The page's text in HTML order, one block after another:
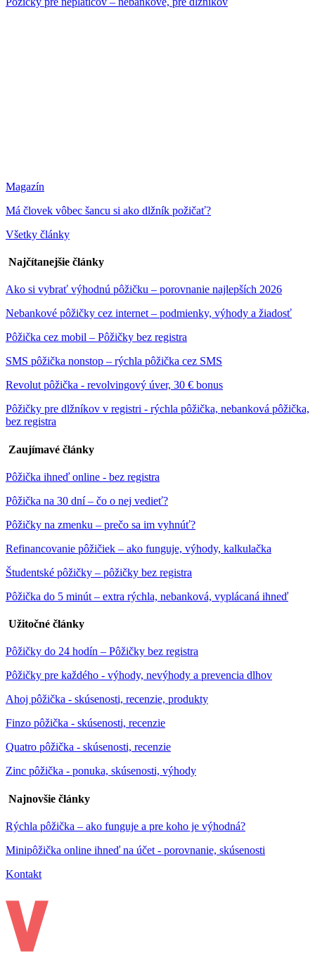
Magazín
Má človek vôbec šancu si ako dlžník požičať?
Všetky články
Najčítanejšie články
Ako si vybrať výhodnú pôžičku – porovnanie najlepších 2026
Nebankové pôžičky cez internet – podmienky, výhody a žiadosť
Pôžička cez mobil – Pôžičky bez registra
SMS pôžička nonstop – rýchla pôžička cez SMS
Revolut pôžička - revolvingový úver, 30 € bonus
Pôžičky pre dlžníkov v registri - rýchla pôžička, nebanková pôžička,
bez registra
Zaujímavé články
Pôžička ihneď online - bez registra
Pôžička na 30 dní – čo o nej vedieť?
Pôžičky na zmenku – prečo sa im vyhnúť?
Refinancovanie pôžičiek – ako funguje, výhody, kalkulačka
Študentské pôžičky – pôžičky bez registra
Pôžička do 5 minút – extra rýchla, nebanková, vyplácaná ihneď
Užitočné články
Pôžičky do 24 hodín – Pôžičky bez registra
Pôžičky pre každého - výhody, nevýhody a prevencia dlhov
Ahoj pôžička - skúsenosti, recenzie, produkty
Finzo pôžička - skúsenosti, recenzie
Quatro pôžička - skúsenosti, recenzie
Zinc pôžička - ponuka, skúsenosti, výhody
Najnovšie články
Rýchla pôžička – ako funguje a pre koho je výhodná?
Minipôžička online ihneď na účet - porovnanie, skúsenosti
Kontakt